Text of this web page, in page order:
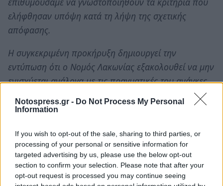
Notospress.gr - Do Not Process My Personal
Information
If you wish to opt-out of the sale, sharing to third parties, or
processing of your personal or sensitive information for
targeted advertising by us, please use the below opt-out
section to confirm your selection. Please note that after your
opt-out request is processed you may continue seeing
ελήφθησαν υπόψη κατά τη λήψη της σχετικής
απόφασης.
Η συγκεκριμένη προκήρυξη δημιουργεί την
εντύπωση ότι ο Νομός Λακωνίας εξακολουθεί να μην
ενισχύεται ανάλογα με τις πραγματικές του ανάγκες,
παρά το διαχρονικό και απολύτως τεκμηριωμένο
αίτημά μας. Θεωρούμε ότι κάθε ευκαιρία ενίσχυσης
προς όφελος της επιχειρησιακής ετοιμότητας και της
αποτελεσματικότερης προστασίας των πολιτών και
του φυσικού περιβάλλοντος».